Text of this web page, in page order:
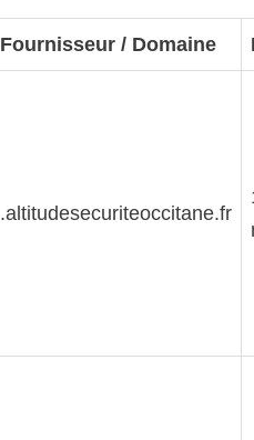
Fournisseur / Domaine
.altitudesecuriteoccitane.fr